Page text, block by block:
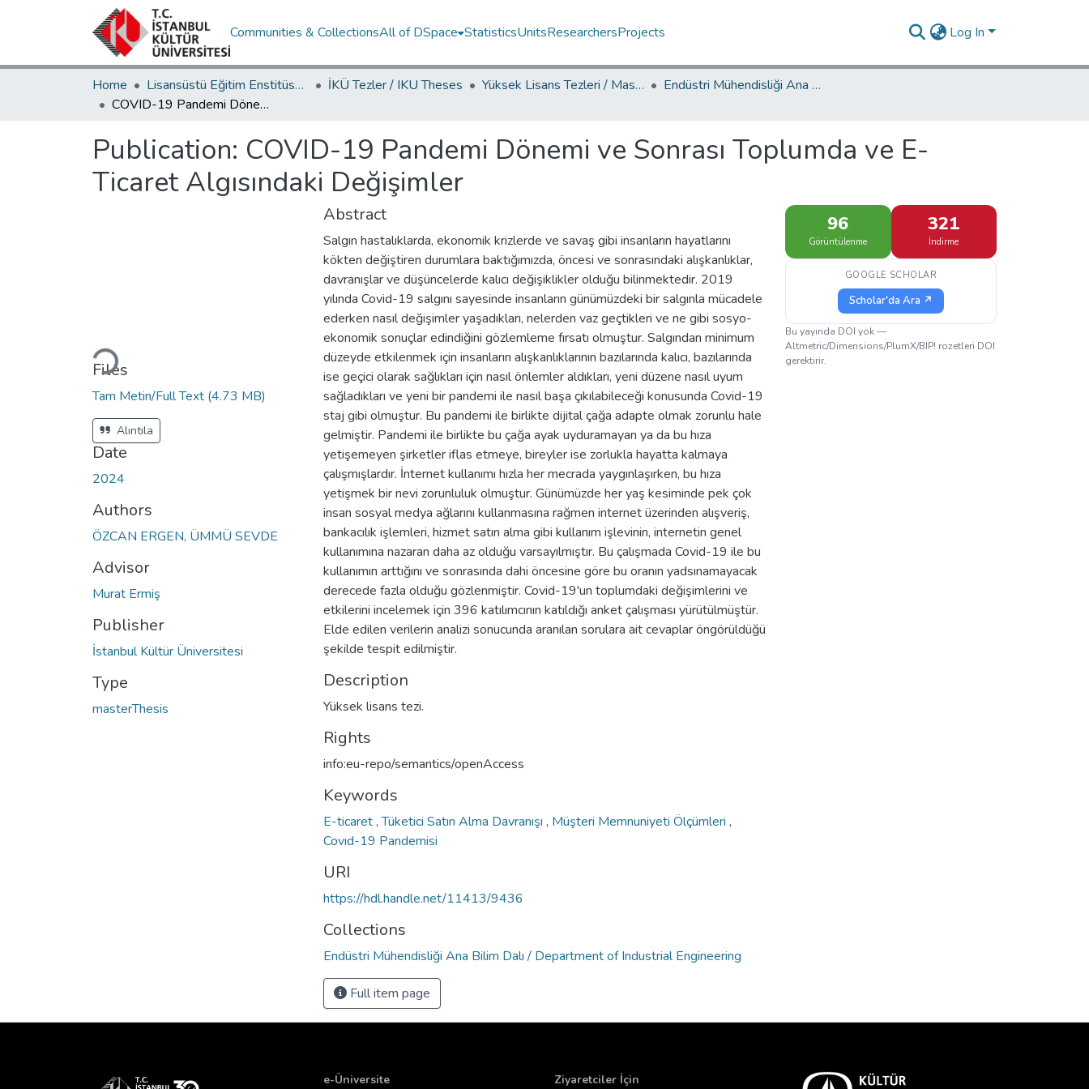
Communities & CollectionsAll of DSpace StatisticsUnitsResearchersProjects Log In
Home Lisansüstü Eğitim Enstitüsü / Postgraduate Education Institute İKÜ Tezler / IKU Theses Yüksek Lisans Tezleri / Master's Theses
Endüstri Mühendisliği Ana Bilim Dalı / Department of Industrial Engineering
COVID-19 Pandemi Dönemi ve Sonrası Toplumda ve E-Ticaret Algısındaki Değişimler
Publication: COVID-19 Pandemi Dönemi ve Sonrası Toplumda ve E-
Ticaret Algısındaki Değişimler
Loading...
Files
Tam Metin/Full Text (4.73 MB)
Alıntıla
Date
2024
Authors
ÖZCAN ERGEN, ÜMMÜ SEVDE
Advisor
Murat Ermiş
Publisher
İstanbul Kültür Üniversitesi
Type
masterThesis
Abstract
Salgın hastalıklarda, ekonomik krizlerde ve savaş gibi insanların hayatlarını
kökten değiştiren durumlara baktığımızda, öncesi ve sonrasındaki alışkanlıklar,
davranışlar ve düşüncelerde kalıcı değişiklikler olduğu bilinmektedir. 2019
yılında Covid-19 salgını sayesinde insanların günümüzdeki bir salgınla mücadele
ederken nasıl değişimler yaşadıkları, nelerden vaz geçtikleri ve ne gibi sosyo-
ekonomik sonuçlar edindiğini gözlemleme fırsatı olmuştur. Salgından minimum
düzeyde etkilenmek için insanların alışkanlıklarının bazılarında kalıcı, bazılarında
ise geçici olarak sağlıkları için nasıl önlemler aldıkları, yeni düzene nasıl uyum
sağladıkları ve yeni bir pandemi ile nasıl başa çıkılabileceği konusunda Covid-19
staj gibi olmuştur. Bu pandemi ile birlikte dijital çağa adapte olmak zorunlu hale
gelmiştir. Pandemi ile birlikte bu çağa ayak uyduramayan ya da bu hıza
yetişemeyen şirketler iflas etmeye, bireyler ise zorlukla hayatta kalmaya
çalışmışlardır. İnternet kullanımı hızla her mecrada yaygınlaşırken, bu hıza
yetişmek bir nevi zorunluluk olmuştur. Günümüzde her yaş kesiminde pek çok
insan sosyal medya ağlarını kullanmasına rağmen internet üzerinden alışveriş,
bankacılık işlemleri, hizmet satın alma gibi kullanım işlevinin, internetin genel
kullanımına nazaran daha az olduğu varsayılmıştır. Bu çalışmada Covid-19 ile bu
kullanımın arttığını ve sonrasında dahi öncesine göre bu oranın yadsınamayacak
derecede fazla olduğu gözlenmiştir. Covid-19'un toplumdaki değişimlerini ve
etkilerini incelemek için 396 katılımcının katıldığı anket çalışması yürütülmüştür.
Elde edilen verilerin analizi sonucunda aranılan sorulara ait cevaplar öngörüldüğü
şekilde tespit edilmiştir.
Description
Yüksek lisans tezi.
Rights
info:eu-repo/semantics/openAccess
Keywords
E-ticaret,Tüketici Satın Alma Davranışı , Müşteri Memnuniyeti Ölçümleri ,
Covıd-19 Pandemisi
URI
https://hdl.handle.net/11413/9436
Collections
Endüstri Mühendisliği Ana Bilim Dalı / Department of Industrial Engineering
Full item page
96
Görüntülenme
321
İndirme
GOOGLE SCHOLAR
Scholar'da Ara ↗
Bu yayında DOI yok —
Altmetric/Dimensions/PlumX/BIP! rozetleri DOI
gerektirir.
e-Üniversite Ziyaretciler İçin